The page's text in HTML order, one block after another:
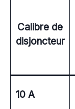
Calibre de
disjoncteur
10 A